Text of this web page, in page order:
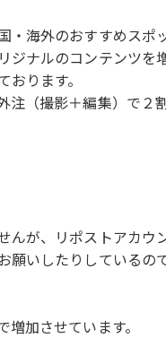
海外のおすすめスポ
ナルのコンテンツを
ります。
（撮影＋編集）で２
が、リポストアカ
いしたりしているの
加させています。